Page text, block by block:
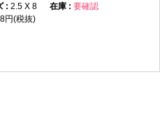
2.5 X 8
要確認
円(税抜)